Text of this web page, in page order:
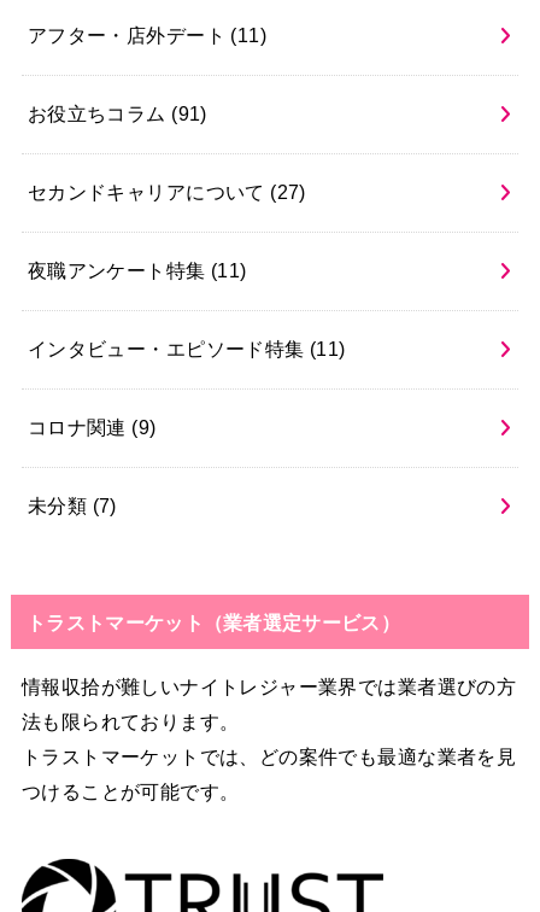
アフター・店外デート (11)
お役立ちコラム (91)
セカンドキャリアについて (27)
夜職アンケート特集 (11)
インタビュー・エピソード特集 (11)
コロナ関連 (9)
未分類 (7)
トラストマーケット（業者選定サービス）
情報収拾が難しいナイトレジャー業界では業者選びの方
法も限られております。
トラストマーケットでは、どの案件でも最適な業者を見
つけることが可能です。